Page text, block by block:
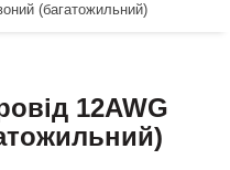
(багатожильний)
12AWG